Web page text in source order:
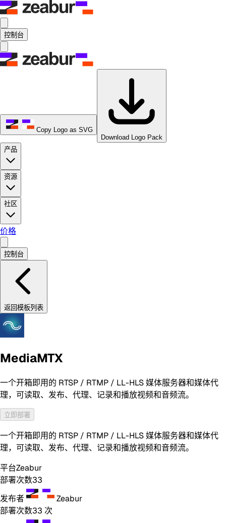
控制台
Copy Logo as SVG
Download Logo Pack
产品
资源
社区
价格
控制台
返回模板列表
MediaMTX
一个开箱即用的 RTSP / RTMP / LL-HLS 媒体服务器和媒体代
理，可读取、发布、代理、记录和播放视频和音频流。
立即部署
一个开箱即用的 RTSP / RTMP / LL-HLS 媒体服务器和媒体代
理，可读取、发布、代理、记录和播放视频和音频流。
平台Zeabur
部署次数33
发布者
Zeabur
部署次数33 次